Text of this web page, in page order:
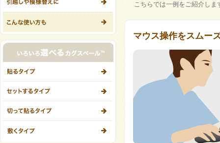
こちらでは一例をご紹介しま
マウス操作をスムー